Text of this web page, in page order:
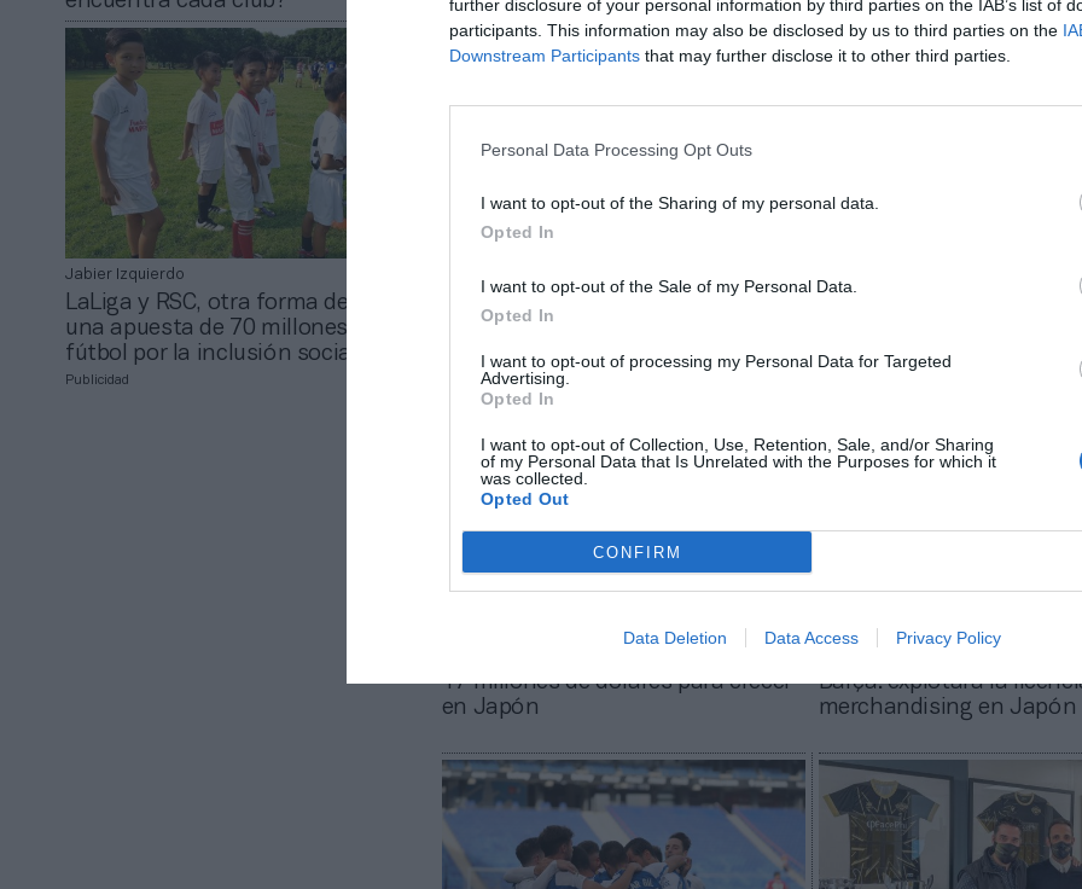
further disclosure of your personal information by third parties on the IAB’s list of
participants. This information may also be disclosed by us to third parties on the
Downstream Participants that may further disclose it to other third parties.
Personal Data Processing Opt Outs
I want to opt-out of the Sharing of my personal data.
Opted In
I want to opt-out of the Sale of my Personal Data.
Opted In
I want to opt-out of processing my Personal Data for Targeted
Advertising.
Opted In
I want to opt-out of Collection, Use, Retention, Sale, and/or Sharing
of my Personal Data that Is Unrelated with the Purposes for which it
was collected.
Opted Out
CONFIRM
Data Deletion Data Access Privacy Policy
Jabier Izquierdo
LaLiga y RSC, otra forma de ganar:
una apuesta de 70 millones del
fútbol por la inclusión social
Madrid, Barça y Juve mantienen el
pulso pese al anuncio de
expedientes de Uefa
España escala al ‘top 5’
Publicidad
17 millones de dólares para crecer
en Japón
2Playbook
Barça: explotará la
merchandising en Japón